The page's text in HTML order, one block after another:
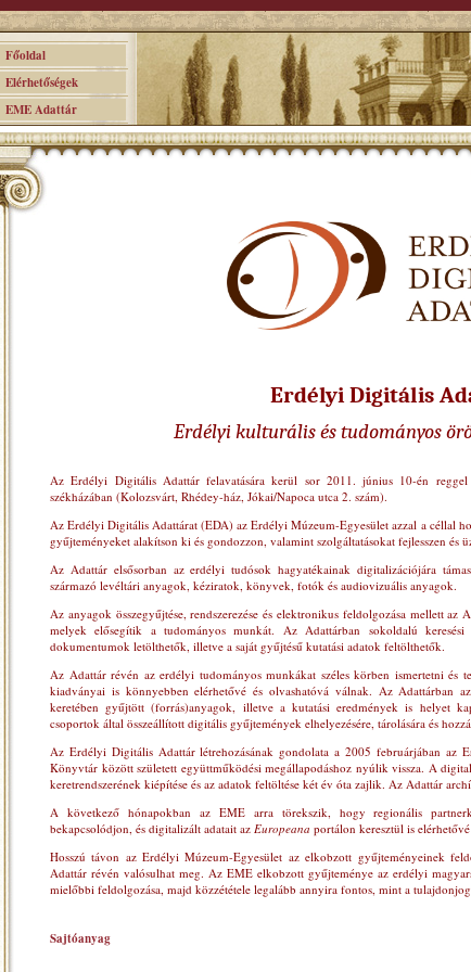
Főoldal
Elérhetőségek
EME Adattár
Erdélyi Digitális
Erdélyi kulturális és tudományos
Az Erdélyi Digitális Adattár felavatására kerül sor 2011. június 10-én
székházában (Kolozsvárt, Rhédey-ház, Jókai/Napoca utca 2. szám).
Az Erdélyi Digitális Adattárat (EDA) az Erdélyi Múzeum-Egyesület azzal a céllal
gyűjteményeket alakítson ki és gondozzon, valamint szolgáltatásokat fejlesszen és
Az Adattár elsősorban az erdélyi tudósok hagyatékainak digitalizációjára
származó levéltári anyagok, kéziratok, könyvek, fotók és audiovizuális anyagok.
Az anyagok összegyűjtése, rendszerezése és elektronikus feldolgozása mellett az
melyek elősegítik a tudományos munkát. Az Adattárban sokoldalú
dokumentumok letölthetők, illetve a saját gyűjtésű kutatási adatok feltölthetők.
Az Adattár révén az erdélyi tudományos munkákat széles körben ismertetni és
kiadványai is könnyebben elérhetővé és olvashatóvá válnak. Az Adattárban
keretében gyűjtött (forrás)anyagok, illetve a kutatási eredmények is helyet
csoportok által összeállított digitális gyűjtemények elhelyezésére, tárolására és
Az Erdélyi Digitális Adattár létrehozásának gondolata a 2005 februárjában az
Könyvtár között született együttműködési megállapodáshoz nyúlik vissza. A
keretrendszerének kiépítése és az adatok feltöltése két év óta zajlik. Az Adattár
A következő hónapokban az EME arra törekszik, hogy regionális
bekapcsolódjon, és digitalizált adatait az Europeana portálon keresztül is
Hosszú távon az Erdélyi Múzeum-Egyesület az elkobzott gyűjteményeinek
Adattár révén valósulhat meg. Az EME elkobzott gyűjteménye az erdélyi
mielőbbi feldolgozása, majd közzététele legalább annyira fontos, mint a tulajdonjog
Sajtóanyag